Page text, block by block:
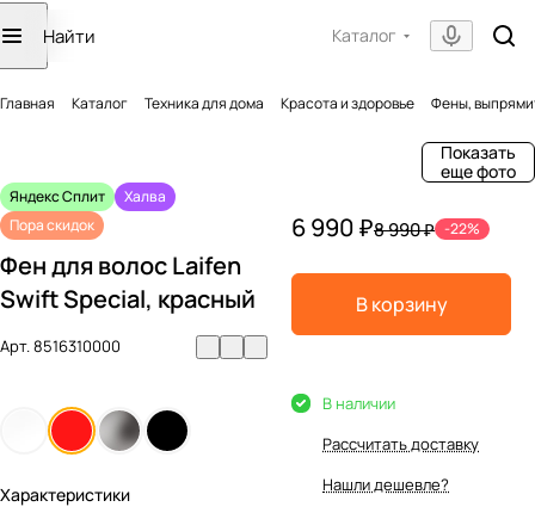
Каталог
Главная Каталог Техника для дома Красота и здоровье Фены,
Показать
еще фото
Яндекс Сплит
Халва
Пора скидок
Фен для волос Laifen
Swift Special, красный
Арт.8516310000
Характеристики
6 990 ₽8 990 ₽ -22%
В корзину
В наличии
Рассчитать доставку
Нашли дешевле?